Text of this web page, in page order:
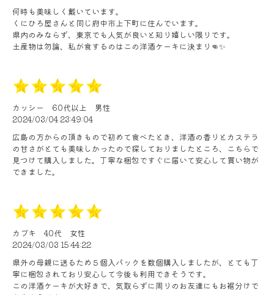
何時も美味しく戴いています。
くにひろ屋さんと同じ府中市上下町に住んでいます。
県内のみならず、東京でも人気が良いと知り嬉しい限りです。
土産物は勿論、私が食するのはこの洋酒ケーキに決まり👊✨
カッシー 60代以上
男性
2024/03/04 23:49:04
広島の方からの頂きもので初めて食べたとき、洋酒の香りとカステラ
の甘さがとても美味しかったので探しておりましたところ、こちらで
見つけて購入しました。丁寧な梱包ですぐに届いて安心して買い物が
できました。
カブキ 40代
女性
2024/03/03 15:44:22
県外の母親に送るため５個入パックを数個購入しましたが、とても丁
寧に梱包されており安心して今後も利用できそうです。
この洋酒ケーキが大好きで、気取らずに周りのお友達にもお裾分けで